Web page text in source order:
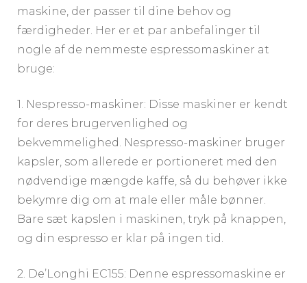
maskine, der passer til dine behov og
færdigheder. Her er et par anbefalinger til
nogle af de nemmeste espressomaskiner at
bruge:
1. Nespresso-maskiner: Disse maskiner er kendt
for deres brugervenlighed og
bekvemmelighed. Nespresso-maskiner bruger
kapsler, som allerede er portioneret med den
nødvendige mængde kaffe, så du behøver ikke
bekymre dig om at male eller måle bønner.
Bare sæt kapslen i maskinen, tryk på knappen,
og din espresso er klar på ingen tid.
2. De’Longhi EC155: Denne espressomaskine er